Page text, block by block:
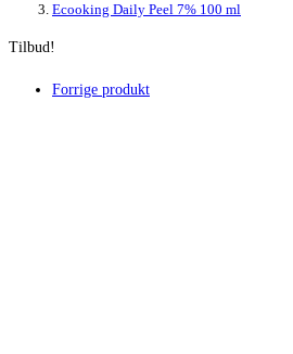
Ecooking Daily Peel 7% 100 ml
Tilbud!
Forrige produkt